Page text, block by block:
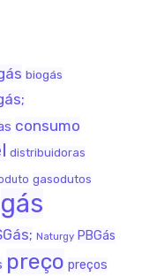
biogás
consumo
distribuidoras
gasodutos
gás
Naturgy PBGás
preço preços